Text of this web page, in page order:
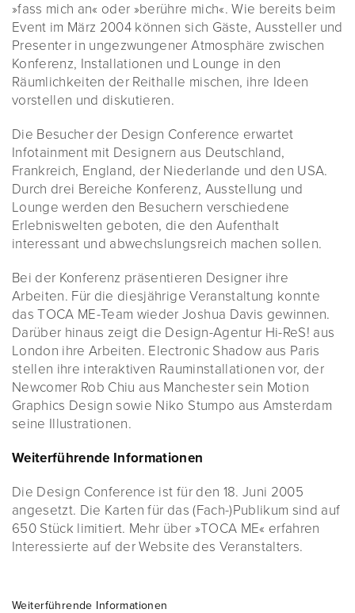
»fass mich an« oder »berühre mich«. Wie bereits beim
Event im März 2004 können sich Gäste, Aussteller und
Presenter in ungezwungener Atmosphäre zwischen
Konferenz, Installationen und Lounge in den
Räumlichkeiten der Reithalle mischen, ihre Ideen
vorstellen und diskutieren.
Die Besucher der Design Conference erwartet
Infotainment mit Designern aus Deutschland,
Frankreich, England, der Niederlande und den USA.
Durch drei Bereiche Konferenz, Ausstellung und
Lounge werden den Besuchern verschiedene
Erlebniswelten geboten, die den Aufenthalt
interessant und abwechslungsreich machen sollen.
Bei der Konferenz präsentieren Designer ihre
Arbeiten. Für die diesjährige Veranstaltung konnte
das TOCA ME-Team wieder Joshua Davis gewinnen.
Darüber hinaus zeigt die Design-Agentur Hi-ReS! aus
London ihre Arbeiten. Electronic Shadow aus Paris
stellen ihre interaktiven Rauminstallationen vor, der
Newcomer Rob Chiu aus Manchester sein Motion
Graphics Design sowie Niko Stumpo aus Amsterdam
seine Illustrationen.
Weiterführende Informationen
Die Design Conference ist für den 18. Juni 2005
angesetzt. Die Karten für das (Fach-)Publikum sind auf
650 Stück limitiert. Mehr über »TOCA ME« erfahren
Interessierte auf der Website des Veranstalters.
Weiterführende Informationen